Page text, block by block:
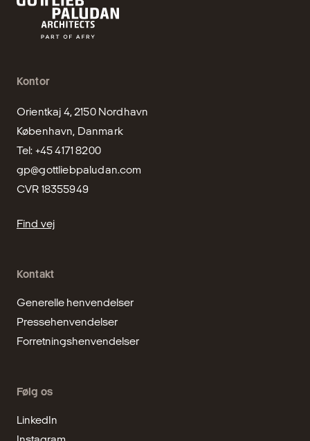
Kontor
Orientkaj 4, 2150 Nordhavn
København, Danmark
Tel: +45 4171 8200
gp@gottliebpaludan.com
CVR 18355949
Find vej
Kontakt
Generelle henvendelser
Pressehenvendelser
Forretningshenvendelser
Følg os
LinkedIn